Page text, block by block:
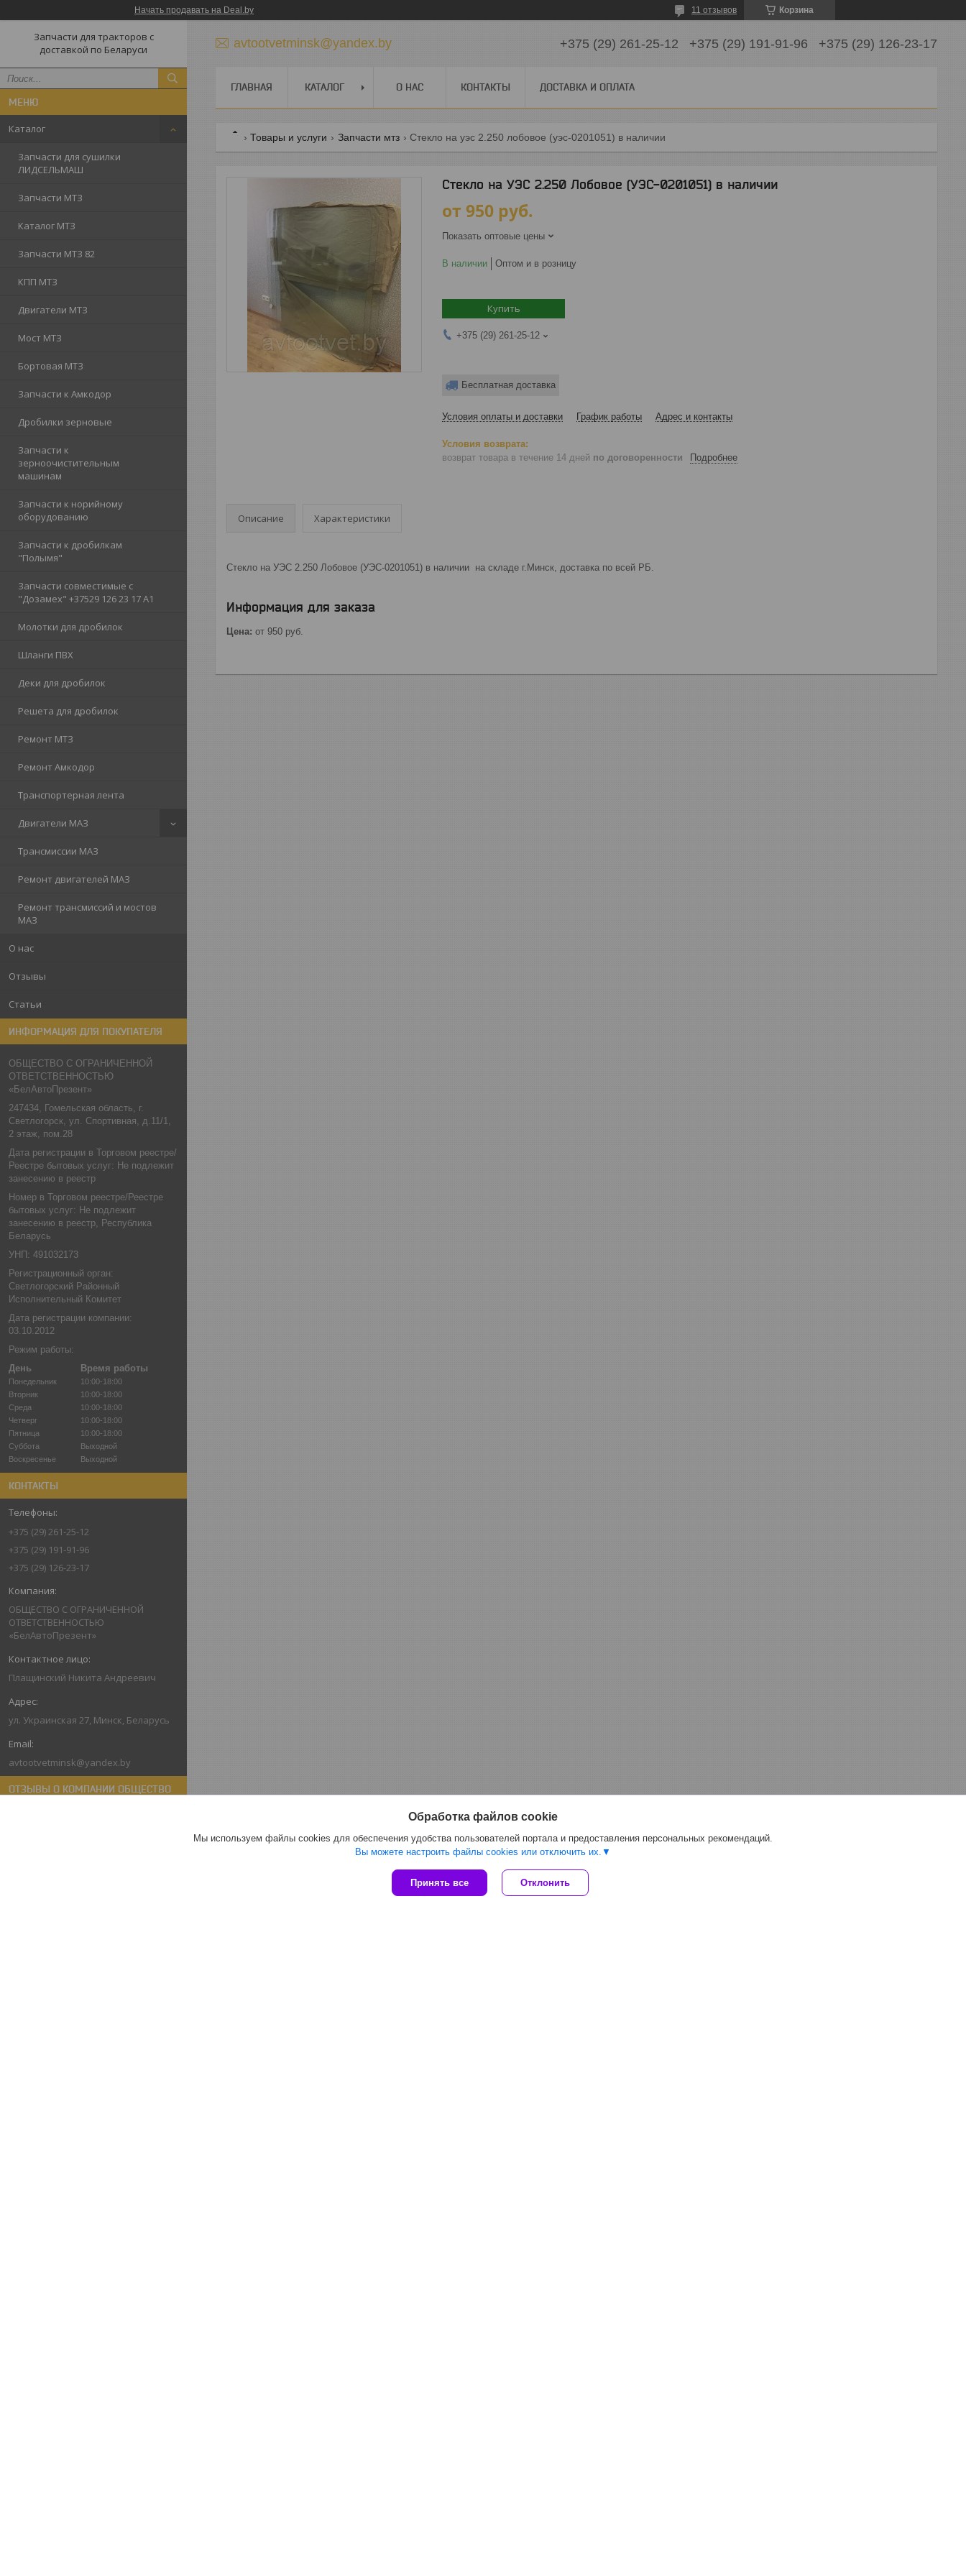
Начать продавать на Deal.by Корзина
11 отзывов
Запчасти для тракторов с
доставкой по Беларуси
Каталог
Запчасти для сушилки
ЛИДСЕЛЬМАШ
Запчасти МТЗ
Каталог МТЗ
Запчасти МТЗ 82
КПП МТЗ
Двигатели МТЗ
Мост МТЗ
Бортовая МТЗ
Запчасти к Амкодор
Дробилки зерновые
Запчасти к
зерноочистительным
машинам
Запчасти к норийному
оборудованию
Запчасти к дробилкам
"Полымя"
Запчасти совместимые с
"Дозамех" +37529 126 23 17 A1
Молотки для дробилок
Шланги ПВХ
Деки для дробилок
Решета для дробилок
Ремонт МТЗ
Ремонт Амкодор
Транспортерная лента
Двигатели МАЗ
Трансмиссии МАЗ
Ремонт двигателей МАЗ
Ремонт трансмиссий и мостов
МАЗ
О нас
Отзывы
Статьи
ИНФОРМАЦИЯ ДЛЯ ПОКУПАТЕЛЯ
ОБЩЕСТВО С ОГРАНИЧЕННОЙ
ОТВЕТСТВЕННОСТЬЮ
«БелАвтоПрезент»
247434, Гомельская область, г.
Светлогорск, ул. Спортивная, д.11/1,
2 этаж, пом.28
Дата регистрации в Торговом реестре/
Реестре бытовых услуг: Не подлежит
занесению в реестр
Номер в Торговом реестре/Реестре
бытовых услуг: Не подлежит
занесению в реестр, Республика
Беларусь
УНП: 491032173
Регистрационный орган:
Светлогорский Районный
Исполнительный Комитет
Дата регистрации компании:
03.10.2012
Режим работы:
День
Время работы
Понедельник
10:00-18:00
Вторник
10:00-18:00
Среда
10:00-18:00
Четверг
10:00-18:00
Пятница
10:00-18:00
Суббота
Выходной
Воскресенье
Выходной
КОНТАКТЫ
+375 (29) 261-25-12
+375 (29) 191-91-96
+375 (29) 126-23-17
ОБЩЕСТВО С ОГРАНИЧЕННОЙ
ОТВЕТСТВЕННОСТЬЮ
«БелАвтоПрезент»
Плащинский Никита Андреевич
ул. Украинская 27, Минск, Беларусь
avtootvetminsk@yandex.by
ОТЗЫВЫ О КОМПАНИИ ОБЩЕСТВО
avtootvetminsk@yandex.by +375 (29) 261-25-12 +375 (29) 191-91-96 +375 (29) 126-23-17
ГЛАВНАЯ КАТАЛОГ О НАС КОНТАКТЫ ДОСТАВКА И ОПЛАТА
Товары и услуги Запчасти мтз Стекло на уэс 2.250 лобовое (уэс-0201051) в наличии
Стекло на УЭС 2.250 Лобовое (УЭС-0201051) в наличии
от 950 руб.
Показать оптовые цены
В наличии Оптом и в розницу
Купить
+375 (29) 261-25-12
Бесплатная доставка
Условия оплаты и доставки График работы Адрес и контакты
возврат товара в течение 14 дней по договоренности Подробнее
Описание Характеристики
Стекло на УЭС 2.250 Лобовое (УЭС-0201051) в наличии на складе г.Минск, доставка по всей РБ.
Информация для заказа
Цена: от 950 руб.
Обработка файлов cookie
Мы используем файлы cookies для обеспечения удобства пользователей портала и предоставления персональных рекомендаций.
Вы можете настроить файлы cookies или отключить их.
Принять все Отклонить